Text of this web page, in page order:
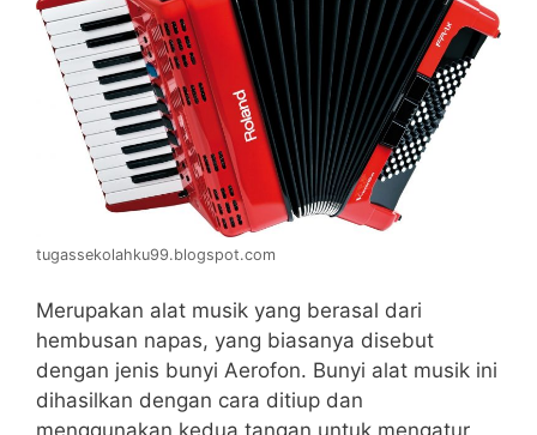
tugassekolahku99.blogspot.com
Merupakan alat musik yang berasal dari
hembusan napas, yang biasanya disebut
dengan jenis bunyi Aerofon. Bunyi alat musik ini
dihasilkan dengan cara ditiup dan